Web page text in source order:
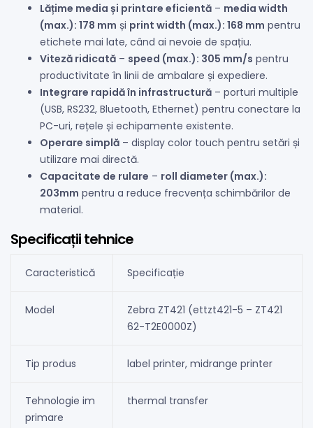
Lățime media și printare eficientă – media width
(max.): 178 mm și print width (max.): 168 mm pentru
etichete mai late, când ai nevoie de spațiu.
Viteză ridicată – speed (max.): 305 mm/s pentru
productivitate în linii de ambalare și expediere.
Integrare rapidă în infrastructură – porturi multiple
(USB, RS232, Bluetooth, Ethernet) pentru conectare la
PC-uri, rețele și echipamente existente.
Operare simplă – display color touch pentru setări și
utilizare mai directă.
Capacitate de rulare – roll diameter (max.):
203mm pentru a reduce frecvența schimbărilor de
material.
Specificații tehnice
Caracteristică Specificație
Model
Zebra ZT421 (ettzt421-5 – ZT421
62-T2E0000Z)
Tip produs label printer, midrange printer
Tehnologie im
primare
thermal transfer